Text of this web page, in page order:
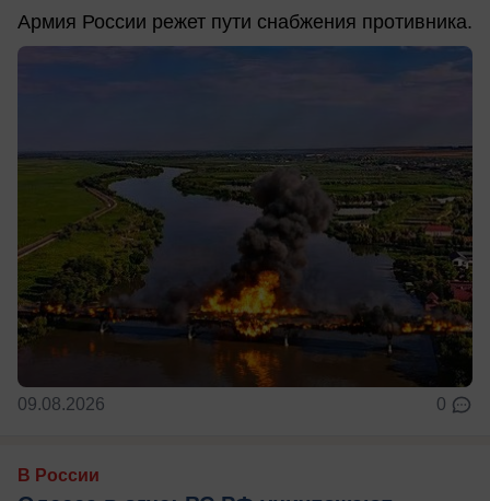
Армия России режет пути снабжения противника.
09.08.2026 0
В России